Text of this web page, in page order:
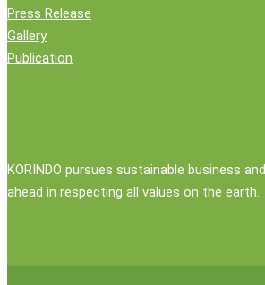
Press Release
Gallery
Publication
KORINDO pursues sustainable business
ahead in respecting all values on the earth.